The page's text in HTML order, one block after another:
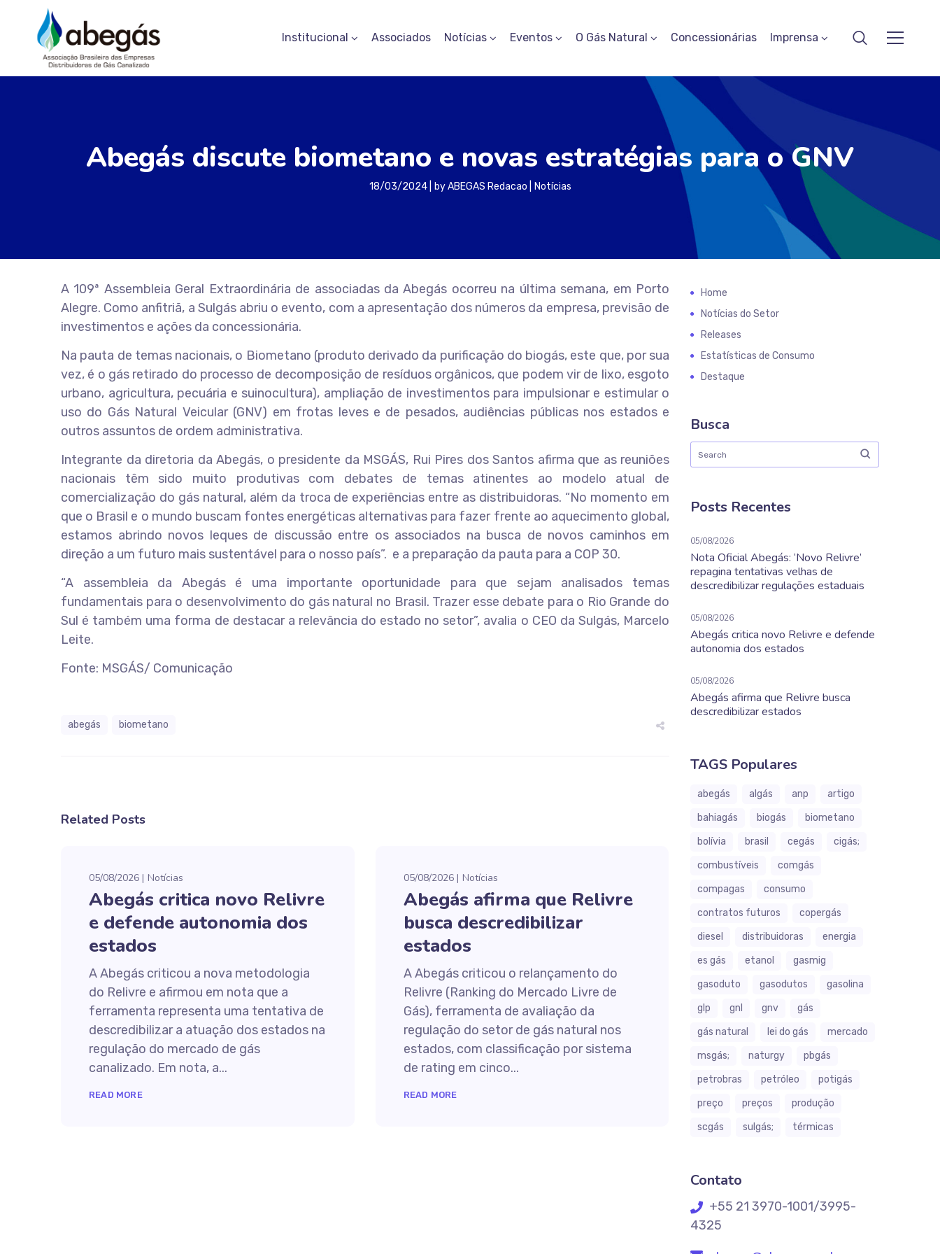
Institucional Associados Notícias Eventos O Gás Natural Concessionárias Imprensa
Abegás discute biometano e novas estratégias para o GNV
18/03/2024 byABEGAS Redacao Notícias
A 109ª Assembleia Geral Extraordinária de associadas da Abegás ocorreu na última semana, em Porto
Alegre. Como anfitriã, a Sulgás abriu o evento, com a apresentação dos números da empresa, previsão de
investimentos e ações da concessionária.
Na pauta de temas nacionais, o Biometano (produto derivado da purificação do biogás, este que, por sua
vez, é o gás retirado do processo de decomposição de resíduos orgânicos, que podem vir de lixo, esgoto
urbano, agricultura, pecuária e suinocultura), ampliação de investimentos para impulsionar e estimular o
uso do Gás Natural Veicular (GNV) em frotas leves e de pesados, audiências públicas nos estados e
outros assuntos de ordem administrativa.
Integrante da diretoria da Abegás, o presidente da MSGÁS, Rui Pires dos Santos afirma que as reuniões
nacionais têm sido muito produtivas com debates de temas atinentes ao modelo atual de
comercialização do gás natural, além da troca de experiências entre as distribuidoras. “No momento em
que o Brasil e o mundo buscam fontes energéticas alternativas para fazer frente ao aquecimento global,
estamos abrindo novos leques de discussão entre os associados na busca de novos caminhos em
direção a um futuro mais sustentável para o nosso país”. e a preparação da pauta para a COP 30.
“A assembleia da Abegás é uma importante oportunidade para que sejam analisados temas
fundamentais para o desenvolvimento do gás natural no Brasil. Trazer esse debate para o Rio Grande do
Sul é também uma forma de destacar a relevância do estado no setor”, avalia o CEO da Sulgás, Marcelo
Leite.
Fonte: MSGÁS/ Comunicação
abegás biometano
Related Posts
05/08/2026 Notícias
Abegás critica novo Relivre
e defende autonomia dos
estados
A Abegás criticou a nova metodologia
do Relivre e afirmou em nota que a
ferramenta representa uma tentativa de
descredibilizar a atuação dos estados na
regulação do mercado de gás
canalizado. Em nota, a...
READ MORE
05/08/2026 Notícias
Abegás afirma que Relivre
busca descredibilizar
estados
A Abegás criticou o relançamento do
Relivre (Ranking do Mercado Livre de
Gás), ferramenta de avaliação da
regulação do setor de gás natural nos
estados, com classificação por sistema
de rating em cinco...
READ MORE
Home
Notícias do Setor
Releases
Estatísticas de Consumo
Destaque
Busca
Posts Recentes
05/08/2026
Nota Oficial Abegás: ‘Novo Relivre’
repagina tentativas velhas de
descredibilizar regulações estaduais
05/08/2026
Abegás critica novo Relivre e defende
autonomia dos estados
05/08/2026
Abegás afirma que Relivre busca
descredibilizar estados
TAGS Populares
abegás algás anp
artigo
bahiagás
biogás
biometano
bolívia
brasil cegás
cigás;
combustíveis
comgás
compagas
consumo
contratos futuros
copergás
diesel
distribuidoras
energia
es gás
etanol
gasmig
gasoduto
gasodutos
gasolina
glp
gnl gnv
gás
gás natural
lei do gás
mercado
msgás;
naturgy
pbgás
petrobras
petróleo
potigás
preço
preços
produção
scgás
sulgás; térmicas
Contato
+55 21 3970-1001/3995-
4325